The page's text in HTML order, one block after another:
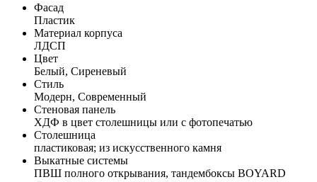
Фасад
Пластик
Материал корпуса
ЛДСП
Цвет
Белый, Сиреневый
Стиль
Модерн, Современный
Стеновая панель
ХДФ в цвет столешницы или с фотопечатью
Столешница
пластиковая; из искусственного камня
Выкатные системы
ПВШ полного открывания, тандембоксы BOYARD